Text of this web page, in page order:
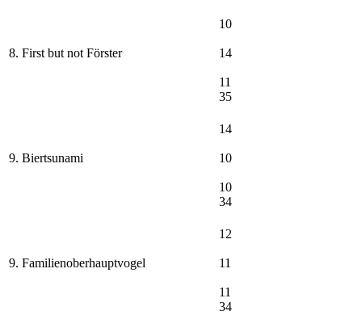
8. First but not Förster
10
14
11
35
9. Biertsunami
14
10
10
34
9. Familienoberhauptvogel
12
11
11
34